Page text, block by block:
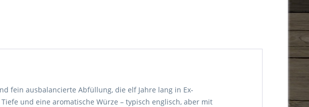
fein ausbalancierte Abfüllung, die elf Jahre lang in Ex-
und eine aromatische Würze – typisch englisch, aber mit